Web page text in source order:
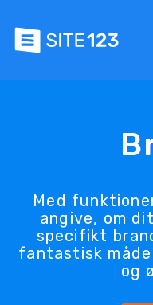
Med
angive, om
specifikt
fantastisk
og